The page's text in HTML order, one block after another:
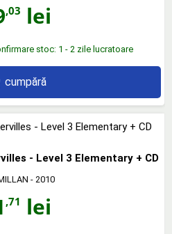
,03 lei
stoc: 1 - 2 zile lucratoare
cumpără
- Level 3 Elementary + CD
- 2010
,71 lei